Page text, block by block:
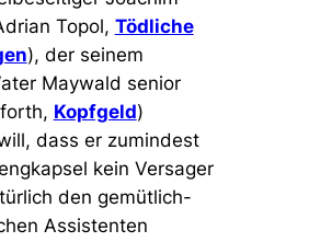
Topol, Tödliche
), der seinem
Maywald senior
Kopfgeld)
dass er zumindest
kein Versager
den gemütlich-
Assistenten